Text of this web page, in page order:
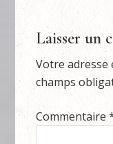
Laisser un
Votre adresse
champs
Commentaire